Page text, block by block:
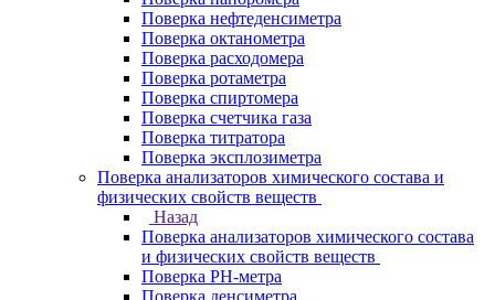
Поверка нефтеденсиметра
Поверка октанометра
Поверка расходомера
Поверка ротаметра
Поверка спиртомера
Поверка счетчика газа
Поверка титратора
Поверка эксплозиметра
Поверка анализаторов химического состава и
физических свойств веществ
Назад
Поверка анализаторов химического состава
и физических свойств веществ
Поверка PH-метра
Поверка денсиметра